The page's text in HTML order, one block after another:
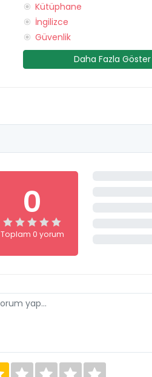
Kütüphane
İngilizce
Güvenlik
Daha Fazla Göster
0
Toplam 0 yorum